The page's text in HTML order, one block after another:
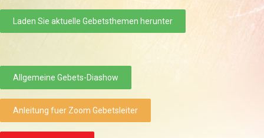
Laden Sie aktuelle Gebetsthemen herunter
Allgemeine Gebets-Diashow
Anleitung fuer Zoom Gebetsleiter